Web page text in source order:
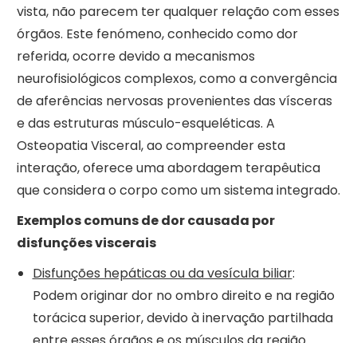
vista, não parecem ter qualquer relação com esses
órgãos. Este fenómeno, conhecido como dor
referida, ocorre devido a mecanismos
neurofisiológicos complexos, como a convergência
de aferências nervosas provenientes das vísceras
e das estruturas músculo-esqueléticas. A
Osteopatia Visceral, ao compreender esta
interação, oferece uma abordagem terapêutica
que considera o corpo como um sistema integrado.
Exemplos comuns de dor causada por
disfunções viscerais
Disfunções hepáticas ou da vesícula biliar:
Podem originar dor no ombro direito e na região
torácica superior, devido à inervação partilhada